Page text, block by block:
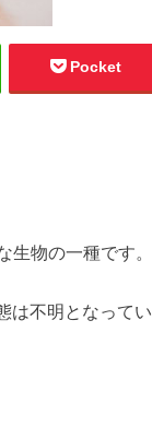
Pocket
物の一種です。
は不明となってい